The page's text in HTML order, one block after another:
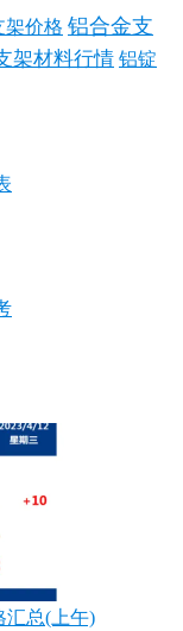
架价格 铝合金支
架材料行情 铝锭
汇总(上午)